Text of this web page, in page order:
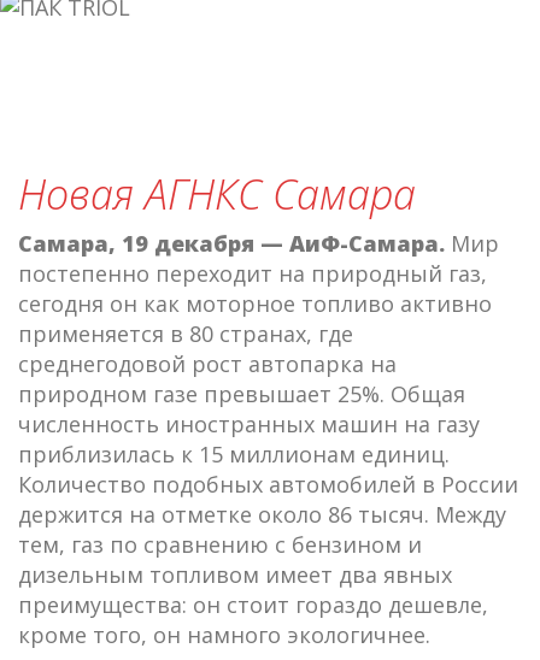
Новая АГНКС Самара
Самара, 19 декабря — АиФ-Самара. Мир
постепенно переходит на природный газ,
сегодня он как моторное топливо активно
применяется в 80 странах, где
среднегодовой рост автопарка на
природном газе превышает 25%. Общая
численность иностранных машин на газу
приблизилась к 15 миллионам единиц.
Количество подобных автомобилей в России
держится на отметке около 86 тысяч. Между
тем, газ по сравнению с бензином и
дизельным топливом имеет два явных
преимущества: он стоит гораздо дешевле,
кроме того, он намного экологичнее.